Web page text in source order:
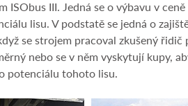
III. Jedná se o výbavu v
lisu. V podstatě se jedná o
se strojem pracoval zkušený
nebo se v něm vyskytují kupy,
potenciálu tohoto lisu.